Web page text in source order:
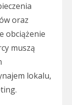
oraz
obciążenie
muszą
lokalu,